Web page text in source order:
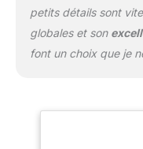
petits détails sont
globales et son
font un choix que je